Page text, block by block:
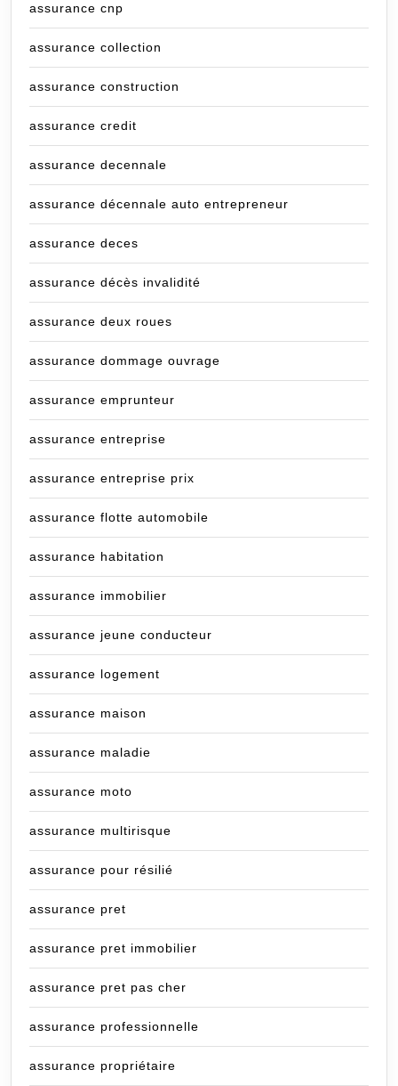
assurance cnp
assurance collection
assurance construction
assurance credit
assurance decennale
assurance décennale auto entrepreneur
assurance deces
assurance décès invalidité
assurance deux roues
assurance dommage ouvrage
assurance emprunteur
assurance entreprise
assurance entreprise prix
assurance flotte automobile
assurance habitation
assurance immobilier
assurance jeune conducteur
assurance logement
assurance maison
assurance maladie
assurance moto
assurance multirisque
assurance pour résilié
assurance pret
assurance pret immobilier
assurance pret pas cher
assurance professionnelle
assurance propriétaire